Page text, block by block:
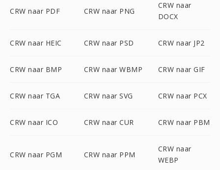
CRW naar PDF CRW naar PNG
CRW naar
DOCX
CRW naar HEIC CRW naar PSD CRW naar JP2
CRW naar BMP CRW naar WBMP CRW naar GIF
CRW naar TGA CRW naar SVG CRW naar PCX
CRW naar ICO CRW naar CUR CRW naar PBM
CRW naar PGM CRW naar PPM
CRW naar
WEBP